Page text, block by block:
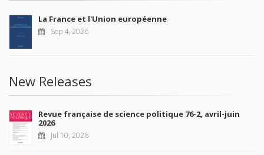
La France et l'Union européenne
Sep 4, 2026
New Releases
Revue française de science politique 76-2, avril-juin
2026
Jul 10, 2026